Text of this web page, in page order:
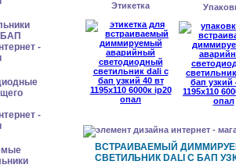
БАП
Этикетка
ВСТРАИВАЕМЫЙ
СВЕТИЛЬНИК DALI С БАП